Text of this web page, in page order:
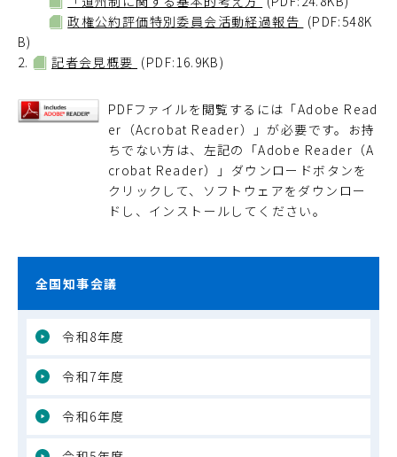
政権公約評価特別委員会活動経過報告 (PDF:548K
B)
2.
記者会見概要 (PDF:16.9KB)
PDFファイルを閲覧するには「Adobe Read
er（Acrobat Reader）」が必要です。お持
ちでない方は、左記の「Adobe Reader（A
crobat Reader）」ダウンロードボタンを
クリックして、ソフトウェアをダウンロー
ドし、インストールしてください。
全国知事会議
令和8年度
令和7年度
令和6年度